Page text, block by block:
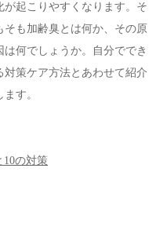
が起こりやすくなります。そ
そも加齢臭とは何か、その原
は何でしょうか。自分ででき
対策ケア方法とあわせて紹介
ます。
10の対策